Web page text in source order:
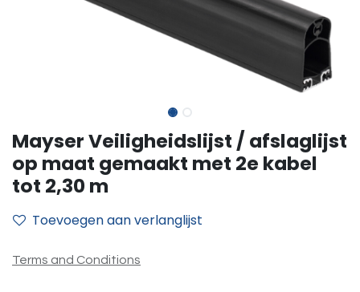
Mayser Veiligheidslijst / afslaglijst
op maat gemaakt met 2e kabel
tot 2,30 m
Toevoegen aan verlanglijst
Terms and Conditions